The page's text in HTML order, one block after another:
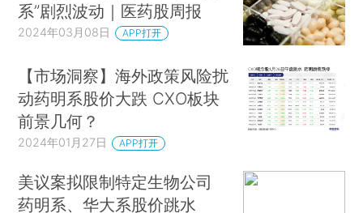
系”剧烈波动｜医药股周报
2024年03月08日 APP打开
【市场洞察】海外政策风险扰
动药明系股价大跌 CXO板块
前景几何？
2024年01月27日 APP打开
美议案拟限制特定生物公司
药明系、华大系股价跳水